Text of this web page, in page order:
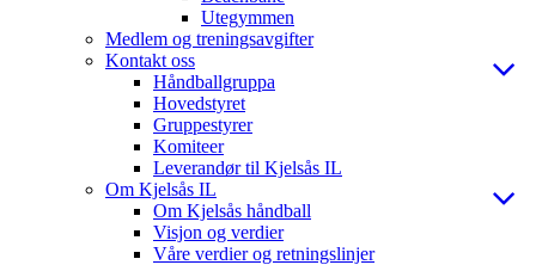
Utegymmen
Medlem og treningsavgifter
Kontakt oss
Håndballgruppa
Hovedstyret
Gruppestyrer
Komiteer
Leverandør til Kjelsås IL
Om Kjelsås IL
Om Kjelsås håndball
Visjon og verdier
Våre verdier og retningslinjer